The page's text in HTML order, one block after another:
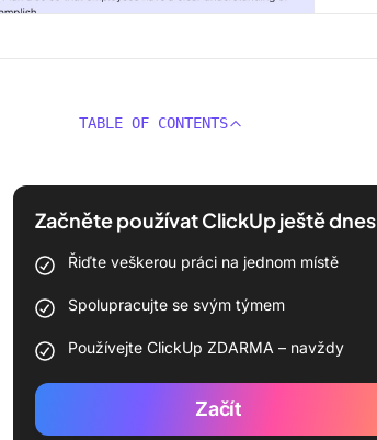
TABLE OF CONTENTS
Začněte používat ClickUp ještě dnes
Řiďte veškerou práci na jednom místě
Spolupracujte se svým týmem
Používejte ClickUp ZDARMA – navždy
Začít